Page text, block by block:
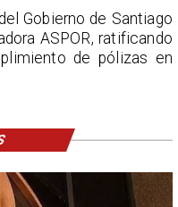
Gobierno de Santiago
ASPOR, ratificando
de pólizas en